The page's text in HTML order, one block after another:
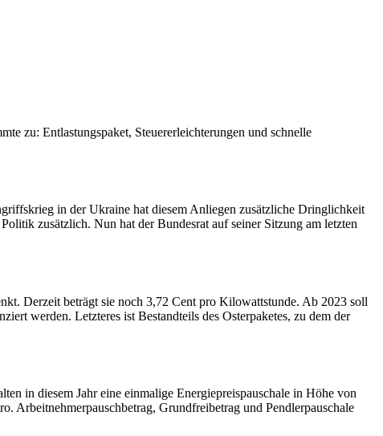
zu: Entlastungspaket, Steuererleichterungen und schnelle
in der Ukraine hat diesem Anliegen zusätzliche Dringlichkeit
zusätzlich. Nun hat der Bundesrat auf seiner Sitzung am letzten
Derzeit beträgt sie noch 3,72 Cent pro Kilowattstunde. Ab 2023 soll
werden. Letzteres ist Bestandteils des Osterpaketes, zu dem der
in diesem Jahr eine einmalige Energiepreispauschale in Höhe von
Arbeitnehmerpauschbetrag, Grundfreibetrag und Pendlerpauschale